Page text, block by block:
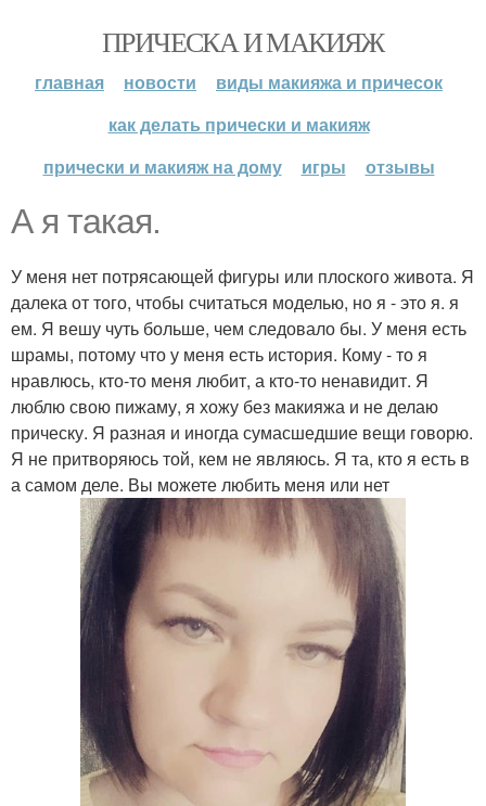
ПРИЧЕСКА И МАКИЯЖ
главная новости
виды макияжа и причесок
как делать прически и макияж
прически и макияж на дому
игры отзывы
А я такая.
У меня нет потрясающей фигуры или плоского живота. Я
далека от того, чтобы считаться моделью, но я - это я. я
ем. Я вешу чуть больше, чем следовало бы. У меня есть
шрамы, потому что у меня есть история. Кому - то я
нравлюсь, кто-то меня любит, а кто-то ненавидит. Я
люблю свою пижаму, я хожу без макияжа и не делаю
прическу. Я разная и иногда сумасшедшие вещи говорю.
Я не притворяюсь той, кем не являюсь. Я та, кто я есть в
а самом деле. Вы можете любить меня или нет